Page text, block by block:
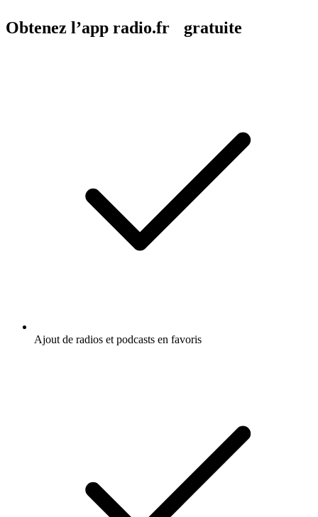
Obtenez l’app radio.fr gratuite
Ajout de radios et podcasts en favoris